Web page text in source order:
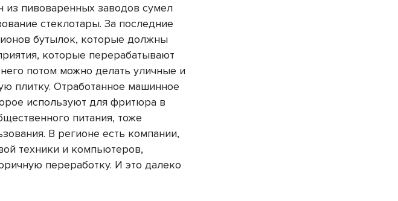
пивоваренных заводов сумел
стеклотары. За последние
бутылок, которые должны
которые перерабатывают
потом можно делать уличные и
плитку. Отработанное машинное
используют для фритюра в
питания, тоже
В регионе есть компании,
техники и компьютеров,
переработку. И это далеко